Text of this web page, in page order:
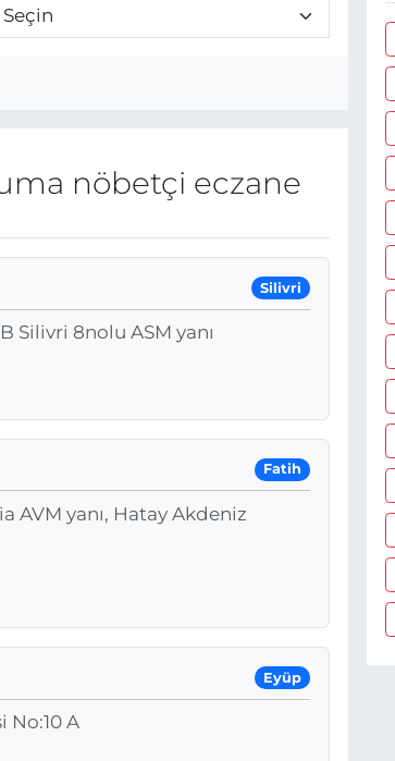
nöbetçi eczane
Silivri
Silivri 8nolu ASM yanı
Fatih
AVM yanı, Hatay Akdeniz
Eyüp
No:10 A